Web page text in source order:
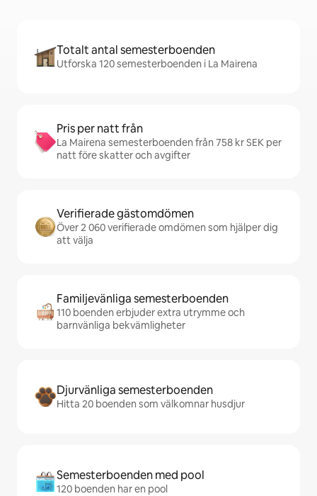
Totalt antal semesterboenden
Utforska 120 semesterboenden i La Mairena
Pris per natt från
La Mairena semesterboenden från 758 kr SEK per
natt före skatter och avgifter
Verifierade gästomdömen
Över 2 060 verifierade omdömen som hjälper dig
att välja
Familjevänliga semesterboenden
110 boenden erbjuder extra utrymme och
barnvänliga bekvämligheter
Djurvänliga semesterboenden
Hitta 20 boenden som välkomnar husdjur
Semesterboenden med pool
120 boenden har en pool